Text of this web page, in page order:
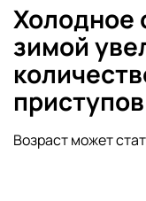
Холодное
зимой
приступов
Возраст может